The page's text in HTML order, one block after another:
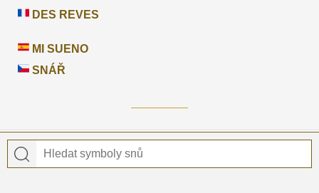
DES REVES
MI SUENO
SNÁŘ
© 2026 Snář